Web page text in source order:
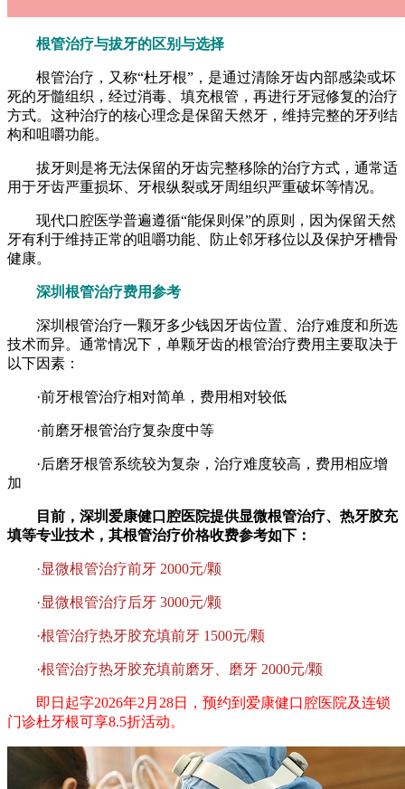
根管治疗与拔牙的区别与选择
根管治疗，又称“杜牙根”，是通过清除牙齿内部感染或坏
死的牙髓组织，经过消毒、填充根管，再进行牙冠修复的治疗
方式。这种治疗的核心理念是保留天然牙，维持完整的牙列结
构和咀嚼功能。
拔牙则是将无法保留的牙齿完整移除的治疗方式，通常适
用于牙齿严重损坏、牙根纵裂或牙周组织严重破坏等情况。
现代口腔医学普遍遵循“能保则保”的原则，因为保留天然
牙有利于维持正常的咀嚼功能、防止邻牙移位以及保护牙槽骨
健康。
深圳根管治疗费用参考
深圳根管治疗一颗牙多少钱因牙齿位置、治疗难度和所选
技术而异。通常情况下，单颗牙齿的根管治疗费用主要取决于
以下因素：
·前牙根管治疗相对简单，费用相对较低
·前磨牙根管治疗复杂度中等
·后磨牙根管系统较为复杂，治疗难度较高，费用相应增
加
目前，深圳爱康健口腔医院提供显微根管治疗、热牙胶充
填等专业技术，其根管治疗价格收费参考如下：
·显微根管治疗前牙 2000元/颗
·显微根管治疗后牙 3000元/颗
·根管治疗热牙胶充填前牙 1500元/颗
·根管治疗热牙胶充填前磨牙、磨牙 2000元/颗
即日起字2026年2月28日，预约到爱康健口腔医院及连锁
门诊杜牙根可享8.5折活动。